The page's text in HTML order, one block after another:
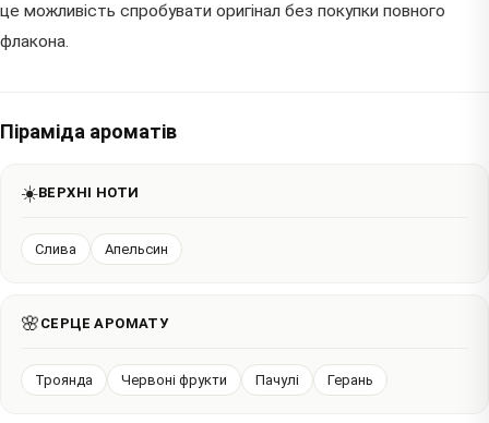
це можливість спробувати оригінал без покупки повного
флакона.
Піраміда ароматів
☀️ВЕРХНІ НОТИ
Слива Апельсин
🌸 СЕРЦЕ АРОМАТУ
Троянда Червоні фрукти Пачулі Герань